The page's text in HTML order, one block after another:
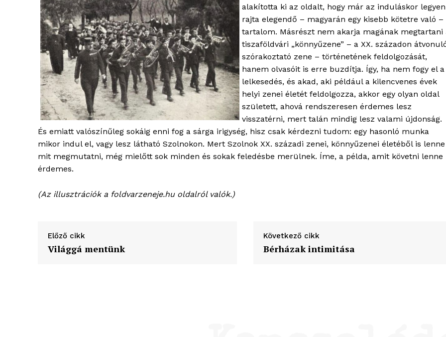
alakította ki az oldalt, hogy már az induláskor legyen
rajta elegendő – magyarán egy kisebb kötetre való –
tartalom. Másrészt nem akarja magának megtartani
tiszaföldvári „könnyűzene” – a XX. századon
szórakoztató zene – történetének feldolgozását,
hanem olvasóit is erre buzdítja. Így, ha nem fogy el a
lelkesedés, és akad, aki például a kilencvenes évek
helyi zenei életét feldolgozza, akkor egy olyan oldal
született, ahová rendszeresen érdemes lesz
visszatérni, mert talán mindig lesz valami újdonság.
És emiatt valószínűleg sokáig enni fog a sárga irigység, hisz csak kérdezni tudom: egy hasonló munka
mikor indul el, vagy lesz látható Szolnokon. Mert Szolnok XX. századi zenei, könnyűzenei életéből is lenne
mit megmutatni, még mielőtt sok minden és sokak feledésbe merülnek. Íme, a példa, amit követni lenne
érdemes.
(Az illusztrációk a foldvarzeneje.hu oldalról valók.)
Előző cikk
Világgá mentünk
Következő cikk
Bérházak intimitása